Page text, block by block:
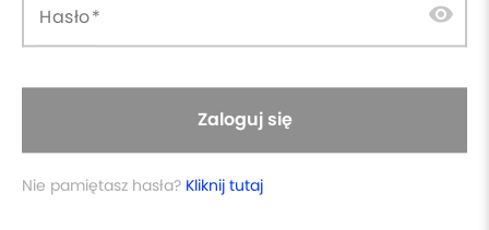
Hasło visibility
Zaloguj się
Nie pamiętasz hasła? Kliknij tutaj
W skrócie
Poznasz przepisy, normy i to, kto może wykonywać
Przygotujesz instalację i nauczysz się pracy z miernikami.